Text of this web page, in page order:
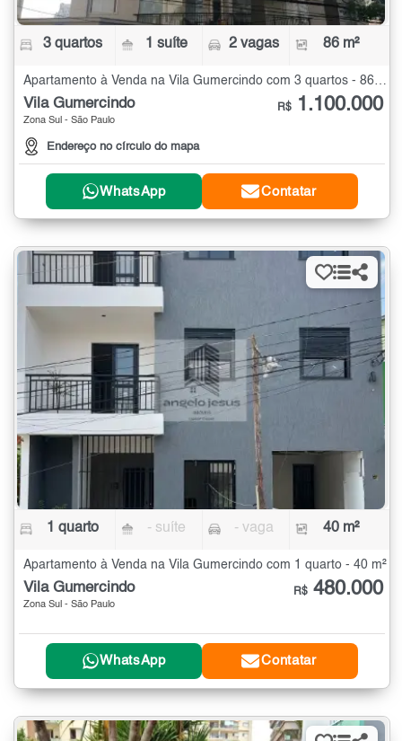
3 quartos 1 suíte 2 vagas 86 m²
Apartamento à Venda na Vila Gumercindo com 3 quartos - 86 m²
Vila Gumercindo
Zona Sul - São Paulo
Endereço no círculo do mapa
R$ 1.100.000
WhatsApp Contatar
1 quarto - suíte - vaga 40 m²
Apartamento à Venda na Vila Gumercindo com 1 quarto - 40 m²
Vila Gumercindo
Zona Sul - São Paulo
R$ 480.000
WhatsApp Contatar